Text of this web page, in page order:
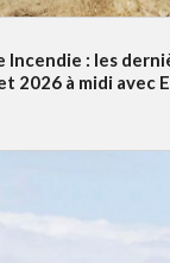
Incendie : les
2026 à midi avec